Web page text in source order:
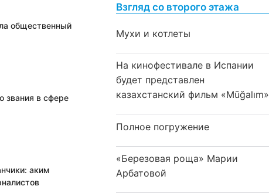
общественный
звания в сфере
аким
Взгляд со второго этажа
Мухи и котлеты
На кинофестивале в Испании
будет представлен
казахстанский фильм «Mūğalım»
Полное погружение
«Березовая роща» Марии
Арбатовой